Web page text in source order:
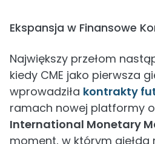
Ekspansja w Finansowe
Największy przełom
kiedy CME jako pierwsza
wprowadziła kontrakty
ramach nowej platformy
International Monetary
moment, w którym giełda